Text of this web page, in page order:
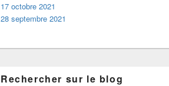
17 octobre 2021
28 septembre 2021
Rechercher sur le blog